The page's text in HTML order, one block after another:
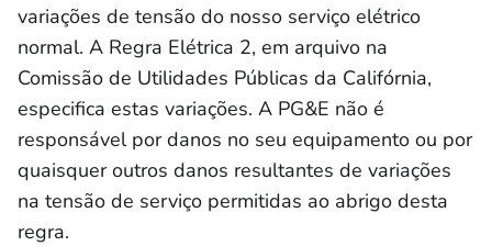
variações de tensão do nosso serviço elétrico
normal. A Regra Elétrica 2, em arquivo na
Comissão de Utilidades Públicas da Califórnia,
especifica estas variações. A PG&E não é
responsável por danos no seu equipamento ou por
quaisquer outros danos resultantes de variações
na tensão de serviço permitidas ao abrigo desta
regra.